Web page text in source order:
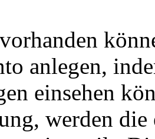
anlegen,
einsehen
werden